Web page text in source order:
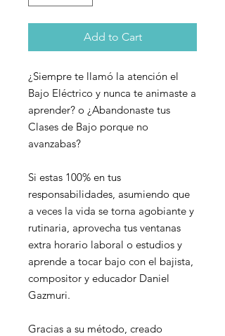
Add to Cart
¿Siempre te llamó la atención el
Bajo Eléctrico y nunca te animaste a
aprender? o ¿Abandonaste tus
Clases de Bajo porque no
avanzabas?
Si estas 100% en tus
responsabilidades, asumiendo que
a veces la vida se torna agobiante y
rutinaria, aprovecha tus ventanas
extra horario laboral o estudios y
aprende a tocar bajo con el bajista,
compositor y educador Daniel
Gazmuri.
Gracias a su método, creado